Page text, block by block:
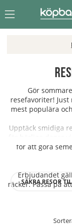
Gör
resefavoriter!
mest populära
Upptäck smidiga
för att göra
Erbjudandet
räcker. Passa på
SÄKRA RESOR